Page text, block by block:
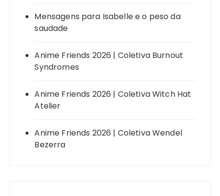
Mensagens para Isabelle e o peso da
saudade
Anime Friends 2026 | Coletiva Burnout
Syndromes
Anime Friends 2026 | Coletiva Witch Hat
Atelier
Anime Friends 2026 | Coletiva Wendel
Bezerra